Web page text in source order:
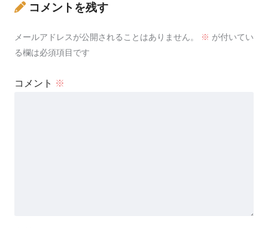
コメントを残す
メールアドレスが公開されることはありません。 ※ が付いてい
る欄は必須項目です
コメント ※